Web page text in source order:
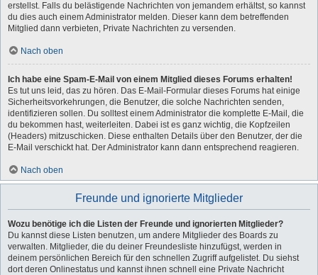
erstellst. Falls du belästigende Nachrichten von jemandem erhältst, so kannst
du dies auch einem Administrator melden. Dieser kann dem betreffenden
Mitglied dann verbieten, Private Nachrichten zu versenden.
Nach oben
Ich habe eine Spam-E-Mail von einem Mitglied dieses Forums erhalten!
Es tut uns leid, das zu hören. Das E-Mail-Formular dieses Forums hat einige
Sicherheitsvorkehrungen, die Benutzer, die solche Nachrichten senden,
identifizieren sollen. Du solltest einem Administrator die komplette E-Mail, die
du bekommen hast, weiterleiten. Dabei ist es ganz wichtig, die Kopfzeilen
(Headers) mitzuschicken. Diese enthalten Details über den Benutzer, der die
E-Mail verschickt hat. Der Administrator kann dann entsprechend reagieren.
Nach oben
Freunde und ignorierte Mitglieder
Wozu benötige ich die Listen der Freunde und ignorierten Mitglieder?
Du kannst diese Listen benutzen, um andere Mitglieder des Boards zu
verwalten. Mitglieder, die du deiner Freundesliste hinzufügst, werden in
deinem persönlichen Bereich für den schnellen Zugriff aufgelistet. Du siehst
dort deren Onlinestatus und kannst ihnen schnell eine Private Nachricht